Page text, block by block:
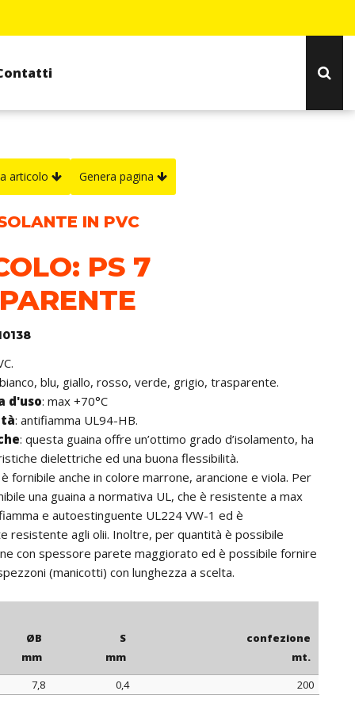
articolo Genera pagina
IN PVC
PS 7
blu, giallo, rosso, verde, grigio, trasparente.
d'uso: max +70°C
: antifiamma UL94-HB.
: questa guaina offre un’ottimo grado d’isolamento, ha
dielettriche ed una buona flessibilità.
è fornibile anche in colore marrone, arancione e viola. Per
una guaina a normativa UL, che è resistente a max
e autoestinguente UL224 VW-1 ed è
resistente agli olii. Inoltre, per quantità è possibile
con spessore parete maggiorato ed è possibile fornire
(manicotti) con lunghezza a scelta.
ØB
mm
S
mm
confezione
mt.
7,8 0,4
200